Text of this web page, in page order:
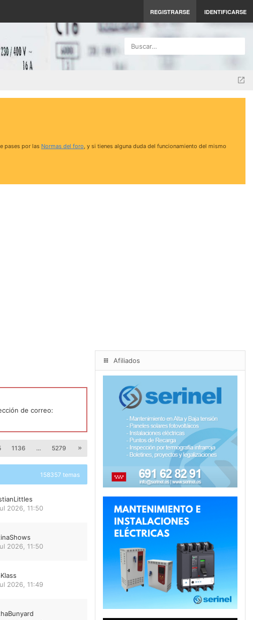
REGISTRARSE IDENTIFICARSE
Buscar…
pases por las Normas del foro, y si tienes alguna duda del funcionamiento del mismo
de correo:
1136 … 5279
158357 temas
2026, 11:50
2026, 11:50
2026, 11:49
Afiliados